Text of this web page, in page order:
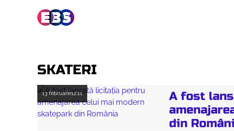
SKATERI
13 februarie12:11
A fost
din